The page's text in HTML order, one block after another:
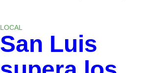
LOCAL
San Luis